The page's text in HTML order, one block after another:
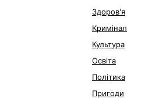
Здоров'я
Кримінал
Культура
Освіта
Політика
Пригоди